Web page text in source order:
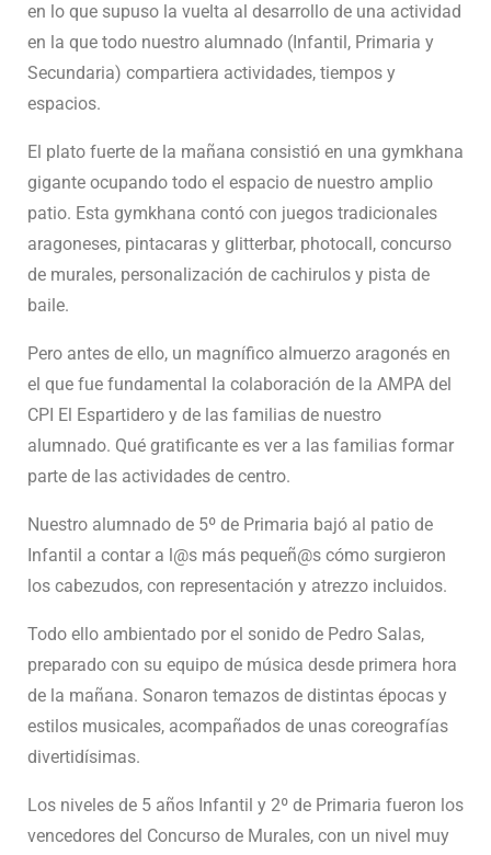
en lo que supuso la vuelta al desarrollo de una actividad
en la que todo nuestro alumnado (Infantil, Primaria y
Secundaria) compartiera actividades, tiempos y
espacios.
El plato fuerte de la mañana consistió en una gymkhana
gigante ocupando todo el espacio de nuestro amplio
patio. Esta gymkhana contó con juegos tradicionales
aragoneses, pintacaras y glitterbar, photocall, concurso
de murales, personalización de cachirulos y pista de
baile.
Pero antes de ello, un magnífico almuerzo aragonés en
el que fue fundamental la colaboración de la AMPA del
CPI El Espartidero y de las familias de nuestro
alumnado. Qué gratificante es ver a las familias formar
parte de las actividades de centro.
Nuestro alumnado de 5º de Primaria bajó al patio de
Infantil a contar a l@s más pequeñ@s cómo surgieron
los cabezudos, con representación y atrezzo incluidos.
Todo ello ambientado por el sonido de Pedro Salas,
preparado con su equipo de música desde primera hora
de la mañana. Sonaron temazos de distintas épocas y
estilos musicales, acompañados de unas coreografías
divertidísimas.
Los niveles de 5 años Infantil y 2º de Primaria fueron los
vencedores del Concurso de Murales, con un nivel muy